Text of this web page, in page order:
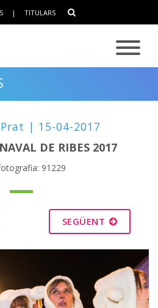
| TITULARS
| 15-04-2017
DE RIBES 2017
91229
SEGÜENT